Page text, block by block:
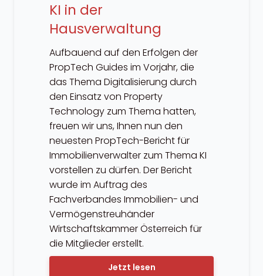
KI in der
Hausverwaltung
Aufbauend auf den Erfolgen der
PropTech Guides im Vorjahr, die
das Thema Digitalisierung durch
den Einsatz von Property
Technology zum Thema hatten,
freuen wir uns, Ihnen nun den
neuesten PropTech-Bericht für
Immobilienverwalter zum Thema KI
vorstellen zu dürfen. Der Bericht
wurde im Auftrag des
Fachverbandes Immobilien- und
Vermögenstreuhänder
Wirtschaftskammer Österreich für
die Mitglieder erstellt.
Jetzt lesen